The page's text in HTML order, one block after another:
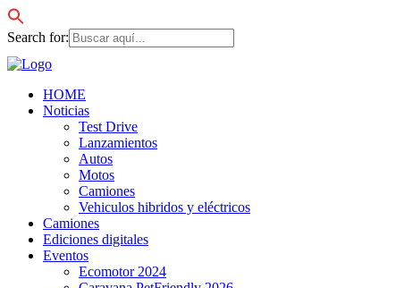
Search for:
HOME
Noticias
Test Drive
Lanzamientos
Autos
Motos
Camiones
Vehiculos hibridos y eléctricos
Camiones
Ediciones digitales
Eventos
Ecomotor 2024